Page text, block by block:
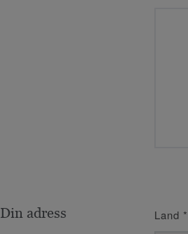
Din adress Land *